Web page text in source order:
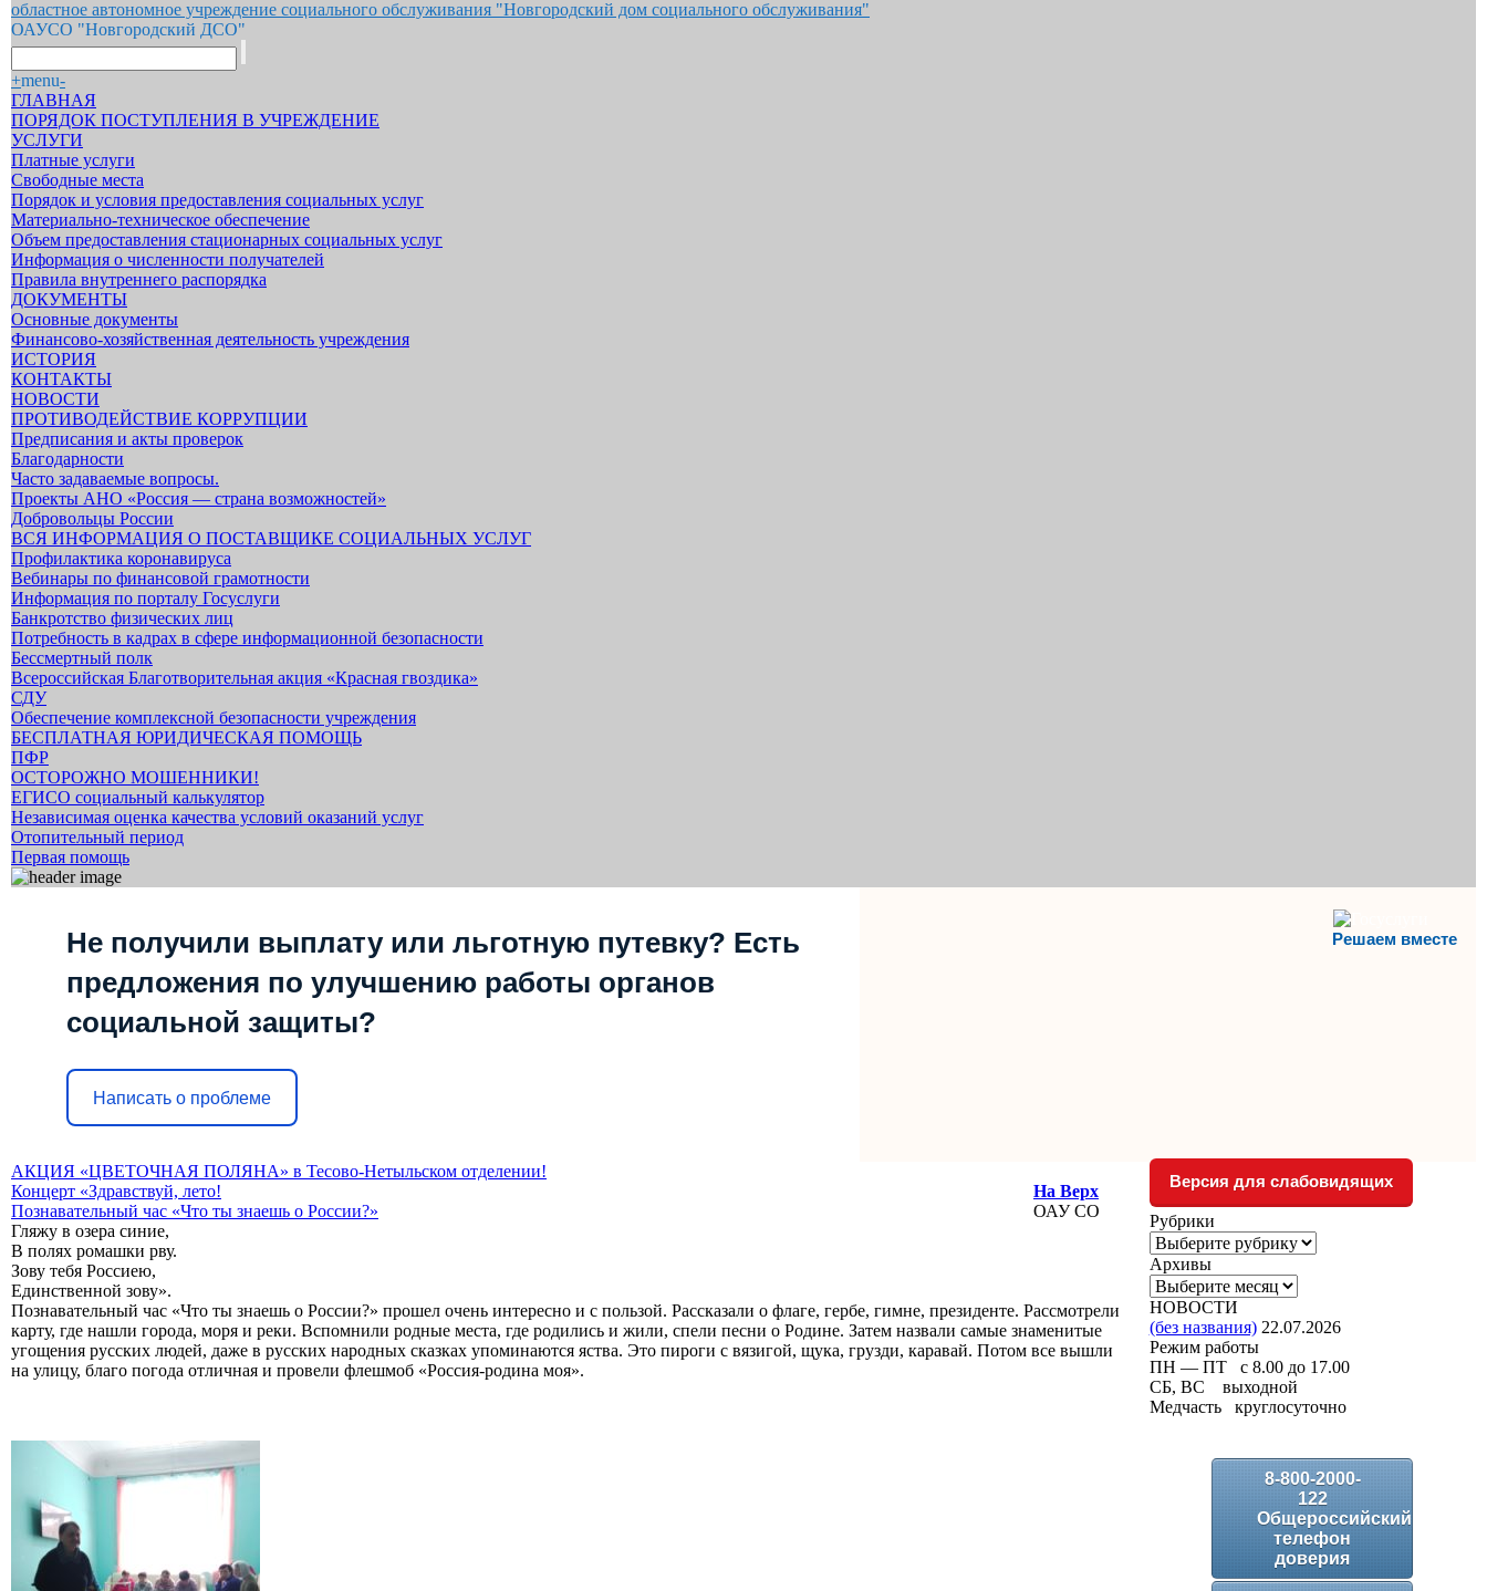
областное автономное учреждение социального обслуживания "Новгородский дом социального обслуживания"
ОАУСО "Новгородский ДСО"
+menu-
ГЛАВНАЯ
ПОРЯДОК ПОСТУПЛЕНИЯ В УЧРЕЖДЕНИЕ
УСЛУГИ
Платные услуги
Свободные места
Порядок и условия предоставления социальных услуг
Материально-техническое обеспечение
Объем предоставления стационарных социальных услуг
Информация о численности получателей
Правила внутреннего распорядка
ДОКУМЕНТЫ
Основные документы
Финансово-хозяйственная деятельность учреждения
ИСТОРИЯ
КОНТАКТЫ
НОВОСТИ
ПРОТИВОДЕЙСТВИЕ КОРРУПЦИИ
Предписания и акты проверок
Благодарности
Часто задаваемые вопросы.
Проекты АНО «Россия — страна возможностей»
Добровольцы России
ВСЯ ИНФОРМАЦИЯ О ПОСТАВЩИКЕ СОЦИАЛЬНЫХ УСЛУГ
Профилактика коронавируса
Вебинары по финансовой грамотности
Информация по порталу Госуслуги
Банкротство физических лиц
Потребность в кадрах в сфере информационной безопасности
Бессмертный полк
Всероссийская Благотворительная акция «Красная гвоздика»
СДУ
Обеспечение комплексной безопасности учреждения
БЕСПЛАТНАЯ ЮРИДИЧЕСКАЯ ПОМОЩЬ
ПФР
ОСТОРОЖНО МОШЕННИКИ!
ЕГИСО социальный калькулятор
Независимая оценка качества условий оказаний услуг
Отопительный период
Первая помощь
Решаем вместе
Не получили выплату или льготную путевку? Есть
предложения по улучшению работы органов
социальной защиты?
Написать о проблеме
АКЦИЯ «ЦВЕТОЧНАЯ ПОЛЯНА» в Тесово-Нетыльском отделении!
Концерт «Здравствуй, лето!
Познавательный час «Что ты знаешь о России?»
Гляжу в озера синие,
В полях ромашки рву.
Зову тебя Россиею,
Единственной зову».
Познавательный час «Что ты знаешь о России?» прошел очень интересно и с пользой. Рассказали о флаге, гербе, гимне, президенте. Рассмотрели
карту, где нашли города, моря и реки. Вспомнили родные места, где родились и жили, спели песни о Родине. Затем назвали самые знаменитые
угощения русских людей, даже в русских народных сказках упоминаются яства. Это пироги с вязигой, щука, грузди, каравай. Потом все вышли
на улицу, благо погода отличная и провели флешмоб «Россия-родина моя».
Версия для слабовидящих
Рубрики
Рубрики
Архивы
Архивы
НОВОСТИ
(без названия) 22.07.2026
Режим работы
ПН — ПТ с 8.00 до 17.00
СБ, ВС выходной
Медчасть круглосуточно
8-800-2000-
122
Общероссийский
телефон
доверия
На Верх
ОАУ СО